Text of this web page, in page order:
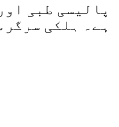
پالیسی طبی
ہے۔ ہلکی